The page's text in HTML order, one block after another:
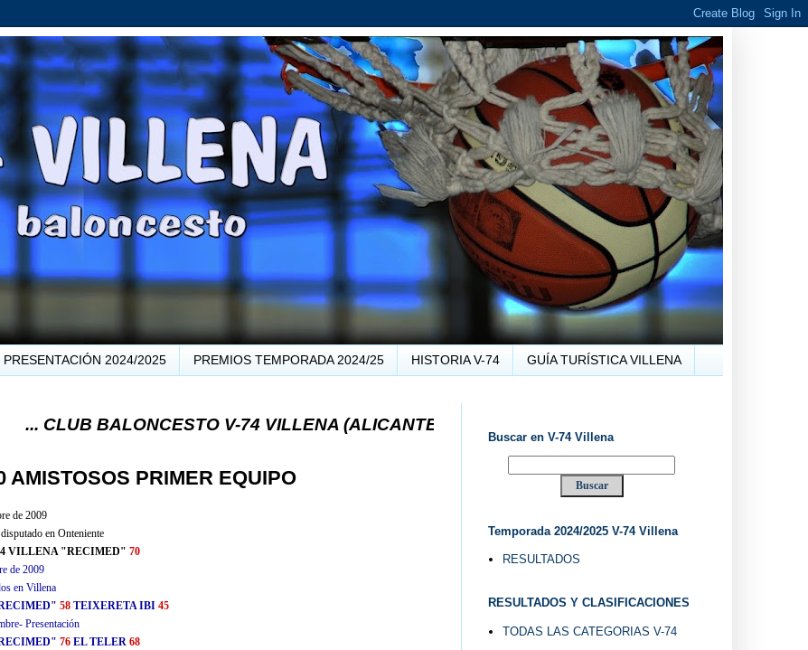
PRESENTACIÓN 2024/2025 PREMIOS TEMPORADA 2024/25 HISTORIA V-74 GUÍA TURÍSTICA VILLENA
BALONCESTO V-74 VILLENA (ALICANTE) ... V-74 VILLENA DESDE 1.974 ... EL "UVE" ...
AMISTOSOS PRIMER EQUIPO
de 2009
en Onteniente
VILLENA "RECIMED" 70
de 2009
en Villena
58 TEIXERETA IBI45
Presentación
76 EL TELER68
Buscar en V-74 Villena
Temporada 2024/2025 V-74 Villena
RESULTADOS
RESULTADOS Y CLASIFICACIONES
TODAS LAS CATEGORIAS V-74